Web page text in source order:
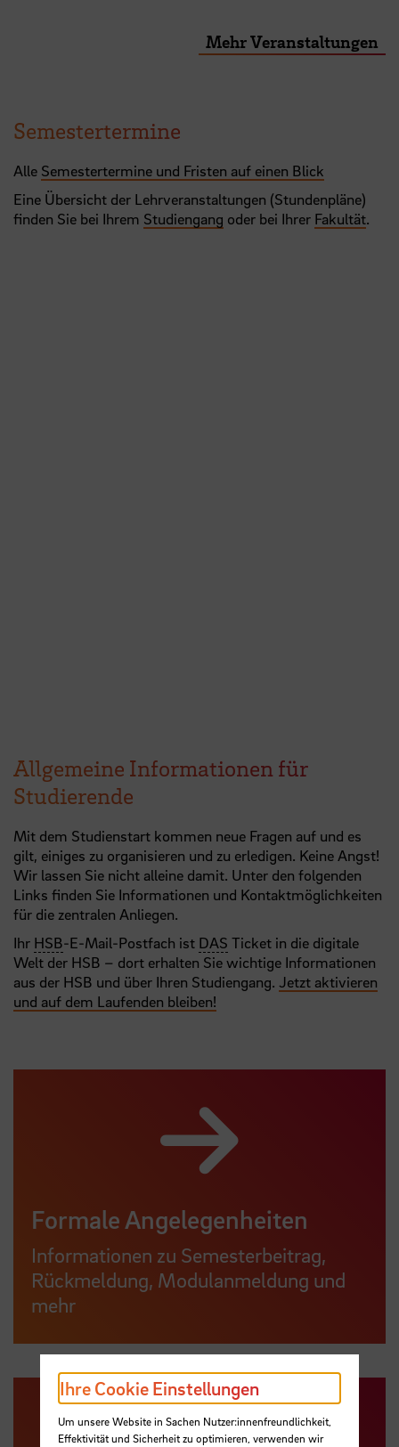
Mehr Veranstaltungen
Semestertermine
Alle Semestertermine und Fristen auf einen Blick
Eine Übersicht der Lehrveranstaltungen (Stundenpläne)
finden Sie bei Ihrem Studiengang oder bei Ihrer Fakultät.
Allgemeine Informationen für
Studierende
Mit dem Studienstart kommen neue Fragen auf und es
gilt, einiges zu organisieren und zu erledigen. Keine Angst!
Wir lassen Sie nicht alleine damit. Unter den folgenden
Links finden Sie Informationen und Kontaktmöglichkeiten
für die zentralen Anliegen.
Ihr HSB-E-Mail-Postfach ist DAS Ticket in die digitale
Welt der HSB – dort erhalten Sie wichtige Informationen
aus der HSB und über Ihren Studiengang. Jetzt aktivieren
und auf dem Laufenden bleiben!
Formale Angelegenheiten
Informationen zu Semesterbeitrag,
Rückmeldung, Modulanmeldung und
mehr
Ihre Cookie Einstellungen
Um unsere Website in Sachen Nutzer:innenfreundlichkeit,
Effektivität und Sicherheit zu optimieren, verwenden wir